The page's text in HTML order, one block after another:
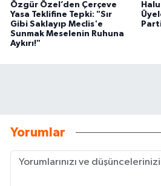
Özgür Özel’den Çerçeve
Yasa Teklifine Tepki: "Sır
Gibi Saklayıp Meclis'e
Sunmak Meselenin Ruhuna
Aykırı!"
Yorumlar